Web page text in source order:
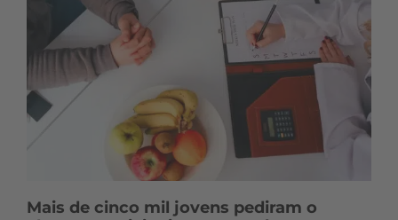
Mais de cinco mil jovens pediram o